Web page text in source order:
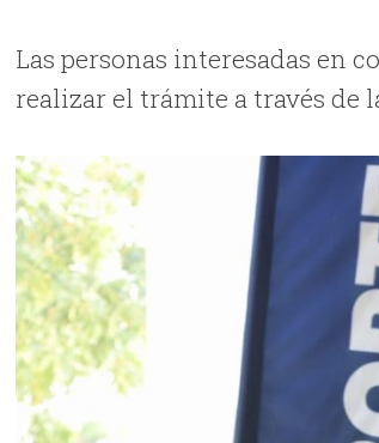
Las personas interesadas en
realizar el trámite a través de